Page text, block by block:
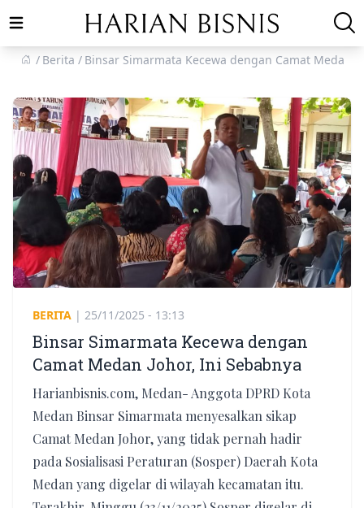
Open main menu
Berita
Binsar Simarmata Kecewa dengan Camat Medan
BERITA | 25/11/2025 - 13:13
Binsar Simarmata Kecewa dengan
Camat Medan Johor, Ini Sebabnya
Harianbisnis.com, Medan- Anggota DPRD Kota
Medan Binsar Simarmata menyesalkan sikap
Camat Medan Johor, yang tidak pernah hadir
pada Sosialisasi Peraturan (Sosper) Daerah Kota
Medan yang digelar di wilayah kecamatan itu.